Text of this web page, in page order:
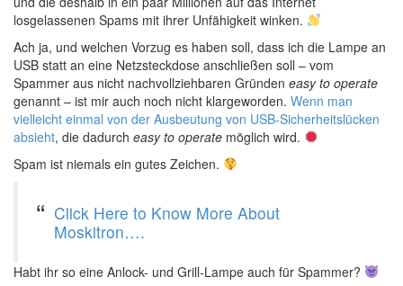
losgelassenen Spams mit ihrer Unfähigkeit winken.
Ach ja, und welchen Vorzug es haben soll, dass ich die Lampe an
USB statt an eine Netzsteckdose anschließen soll – vom
Spammer aus nicht nachvollziehbaren Gründen easy to operate
genannt – ist mir auch noch nicht klargeworden. Wenn man
vielleicht einmal von der Ausbeutung von USB-Sicherheitslücken
absieht, die dadurch easy to operate möglich wird.
Spam ist niemals ein gutes Zeichen.
Click Here to Know More About
Moskitron….
Habt ihr so eine Anlock- und Grill-Lampe auch für Spammer?